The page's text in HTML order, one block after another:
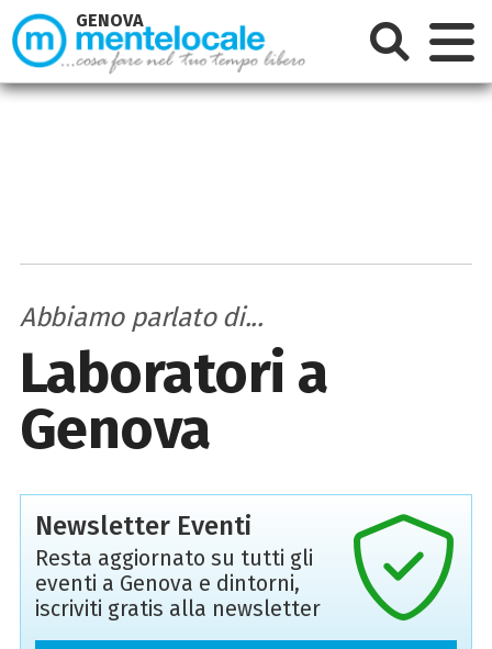
Laboratori a
Genova
Abbiamo parlato di...
Newsletter Eventi
Resta aggiornato su tutti gli
eventi a Genova e dintorni,
iscriviti gratis alla newsletter
GENOVA